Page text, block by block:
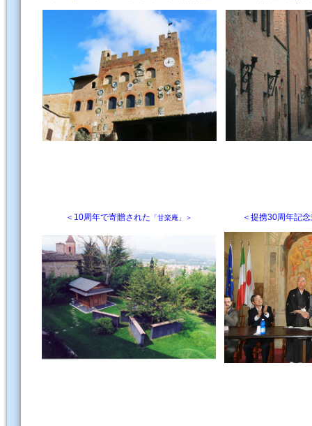
＜10周年で寄贈された 「甘楽庵」＞ ＜提携30周年記